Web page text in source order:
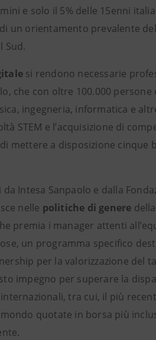
e solo il 5% delle 15enni
un orientamento prevalente
Sud.
si rendono necessarie
che con oltre 100.000
ingegneria, informatica e
STEM e l’acquisizione di
mettere a disposizione
Intesa Sanpaolo e dalla
nelle politiche di genere
premia i manager attenti
un programma specifico
per la valorizzazione del
impegno per superare la
tra cui, il più
quotate in borsa più